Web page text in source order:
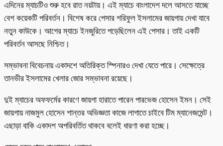
এদিনের ম্যাচটিও শুরু হবে রাত নয়টায়। এই ম্যাচে বাংলাদেশ দলে আসতে যাচ্ছে
বেশ কয়েকটি পরিবর্তন। বিশেষ করে পেসার শরিফুল ইসলামের জায়গায় দেখা যাবে
নতুন কাউকে। আগের ম্যাচে ইনজুরিতে পড়েছিলেন এই পেসার। তাই একটি
পরিবর্তন আসছে নিশ্চিত।
সম্ভাবনা বিবেচনায় একাদশে অতিরিক্ত স্পিনারও দেখা যেতে পারে। সেক্ষেত্রে
তানভীর ইসলামের খেলার জোর সম্ভাবনা রয়েছে।
দুই ম্যাচের অফফর্মের কারণে জায়গা হারাতে পারেন পারভেজ হোসেন ইমন। সেই
জায়গায় নাজমুল হোসেন শান্তর অভিজ্ঞতা কাজে লাগাতে চাইবে টিম ম্যানেজমেন্ট।
এছাড়া বাকি একাদশ অপরিবর্তিত থাকবে বলেই ধারণা করা হচ্ছে।